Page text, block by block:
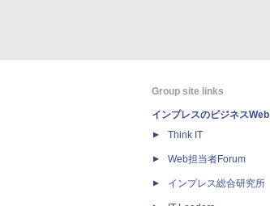
Group site links
インプレスのビジネスWeb
Think IT
Web担当者Forum
インプレス総合研究所